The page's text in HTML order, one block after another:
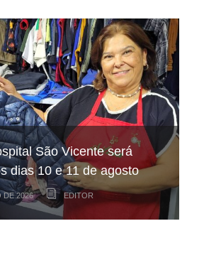
São Vicente será
dias 10 e 11 de agosto
DE 2026 EDITOR
Vicente participa de
nacional sobre câncer
DE 2026 EDITOR
Vicente expande
de cupons fiscais pela
DE 2026 EDITOR